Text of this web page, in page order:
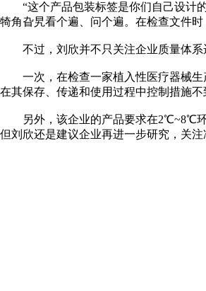
“这个产品包装标签是你们自己设计的
犄角旮旯看个遍、问个遍。在检查文件
不过，刘欣并不只关注企业质量体系
一次，在检查一家植入性医疗器械生
在其保存、传递和使用过程中控制措施
另外，该企业的产品要求在2℃~8℃环
但刘欣还是建议企业再进一步研究，关